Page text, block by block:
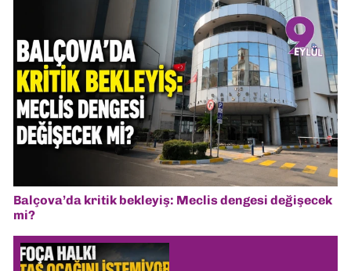
Balçova’da kritik bekleyiş: Meclis dengesi değişecek
mi?